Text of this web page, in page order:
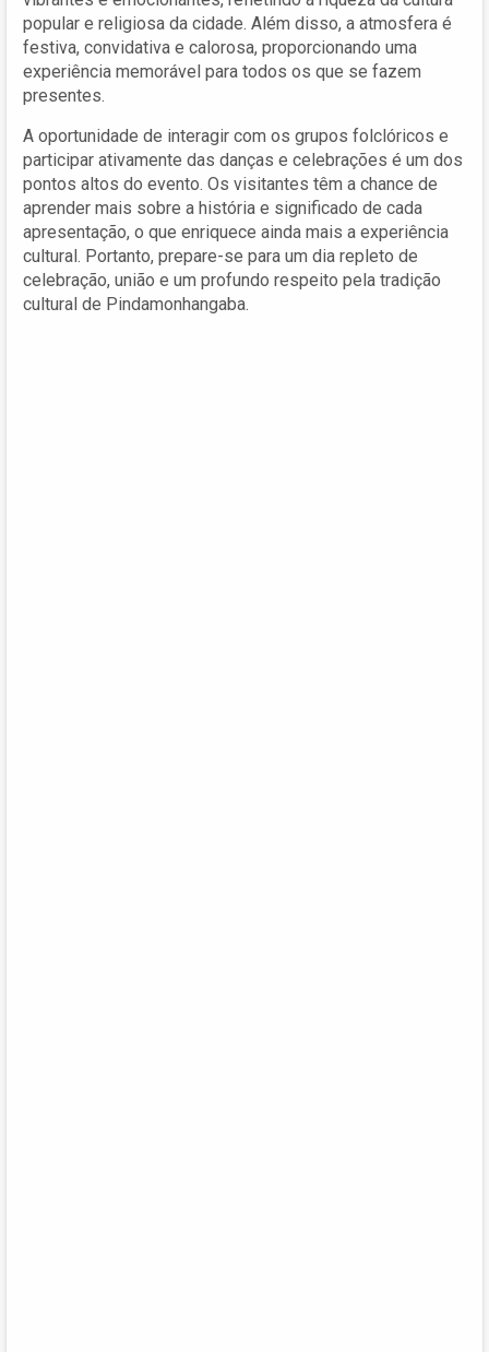
popular e religiosa da cidade. Além disso, a atmosfera é
festiva, convidativa e calorosa, proporcionando uma
experiência memorável para todos os que se fazem
presentes.
A oportunidade de interagir com os grupos folclóricos e
participar ativamente das danças e celebrações é um dos
pontos altos do evento. Os visitantes têm a chance de
aprender mais sobre a história e significado de cada
apresentação, o que enriquece ainda mais a experiência
cultural. Portanto, prepare-se para um dia repleto de
celebração, união e um profundo respeito pela tradição
cultural de Pindamonhangaba.